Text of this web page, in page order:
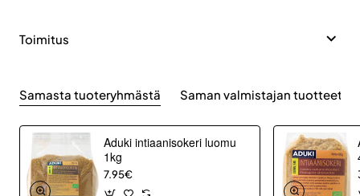
Toimitus
Samasta tuoteryhmästä Saman valmistajan tuotteet
Aduki intiaanisokeri luomu
1kg
7.95€